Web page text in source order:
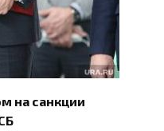
на санкции